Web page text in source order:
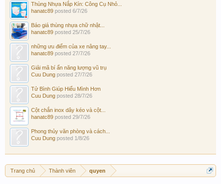
Thùng Nhựa Nắp Kín: Công Cụ Nhỏ...
hanatc89 posted 6/7/26
Báo giá thùng nhựa chữ nhật...
hanatc89 posted 25/7/26
những ưu điểm của xe nâng tay...
hanatc89 posted 27/7/26
Giải mã bí ẩn năng lượng vũ trụ
Cuu Dung posted 27/7/26
Tử Bình Giúp Hiểu Mình Hơn
Cuu Dung posted 28/7/26
Cột chắn inox dây kéo và cột...
hanatc89 posted 29/7/26
Phong thủy văn phòng và cách...
Cuu Dung posted 1/8/26
Trang chủ Thành viên quyen